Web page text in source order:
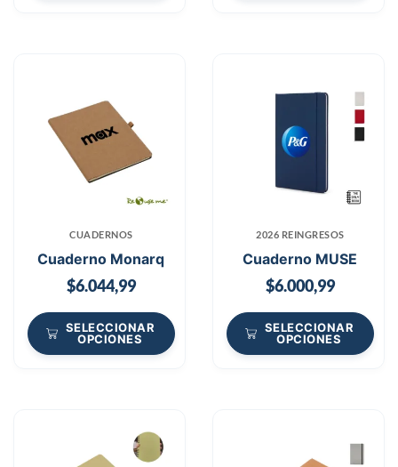
CUADERNOS
Cuaderno Monarq
$6.044,99
SELECCIONAR
OPCIONES
2026 REINGRESOS
Cuaderno MUSE
$6.000,99
SELECCIONAR
OPCIONES